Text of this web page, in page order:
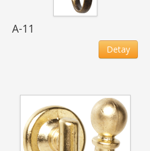
A-11
Detay